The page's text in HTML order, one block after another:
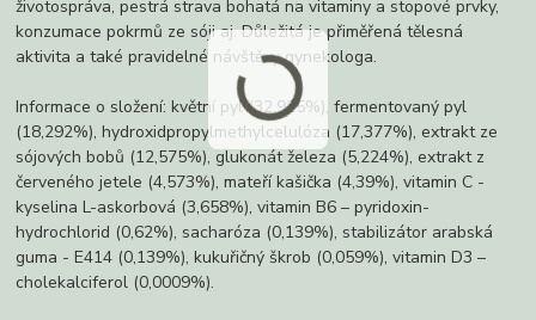
životospráva, pestrá strava bohatá na vitaminy a stopové prvky,
konzumace pokrmů ze sóji aj. Důležitá je přiměřená tělesná
aktivita a také pravidelné návštěvy gynekologa.
Informace o složení: květní pyl (32,925%), fermentovaný pyl
(18,292%), hydroxidpropylmethylcelulóza (17,377%), extrakt ze
sójových bobů (12,575%), glukonát železa (5,224%), extrakt z
červeného jetele (4,573%), mateří kašička (4,39%), vitamin C -
kyselina L-askorbová (3,658%), vitamin B6 – pyridoxin-
hydrochlorid (0,62%), sacharóza (0,139%), stabilizátor arabská
guma - E414 (0,139%), kukuřičný škrob (0,059%), vitamin D3 –
cholekalciferol (0,0009%).